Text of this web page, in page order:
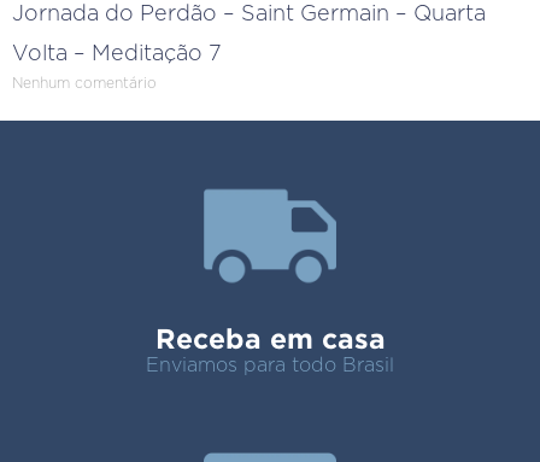
Jornada do Perdão – Saint Germain – Quarta
Volta – Meditação 7
Nenhum comentário
Receba em casa
Enviamos para todo Brasil